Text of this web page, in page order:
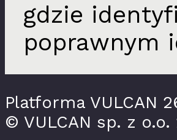
gdzie
poprawnym
Platforma VULCAN
© VULCAN sp. z